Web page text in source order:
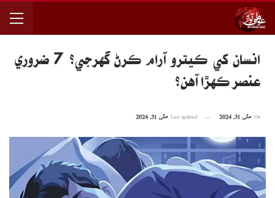
انسان کي ڪيترو آرام ڪرڻ گهرجي؟ 7 ضروري
عنصر ڪهڙا آهن؟
مئی 31, 2024 مئی 31, 2024